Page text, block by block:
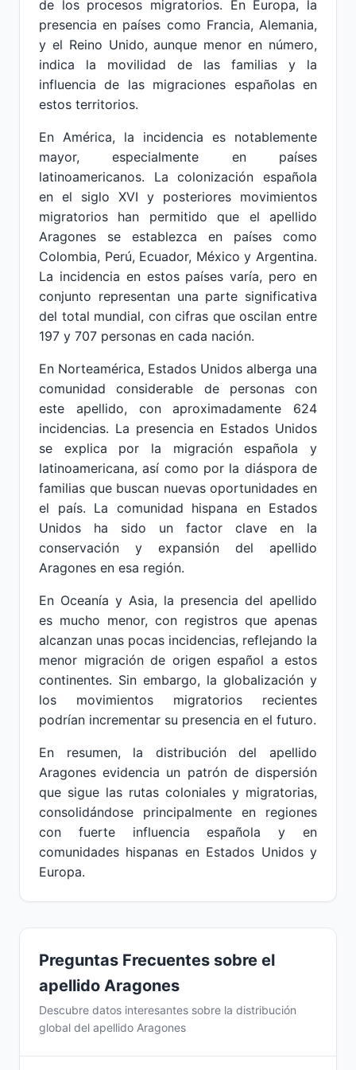
de los procesos migratorios. En Europa, la
presencia en países como Francia, Alemania,
y el Reino Unido, aunque menor en número,
indica la movilidad de las familias y la
influencia de las migraciones españolas en
estos territorios.
En América, la incidencia es notablemente
mayor, especialmente en países
latinoamericanos. La colonización española
en el siglo XVI y posteriores movimientos
migratorios han permitido que el apellido
Aragones se establezca en países como
Colombia, Perú, Ecuador, México y Argentina.
La incidencia en estos países varía, pero en
conjunto representan una parte significativa
del total mundial, con cifras que oscilan entre
197 y 707 personas en cada nación.
En Norteamérica, Estados Unidos alberga una
comunidad considerable de personas con
este apellido, con aproximadamente 624
incidencias. La presencia en Estados Unidos
se explica por la migración española y
latinoamericana, así como por la diáspora de
familias que buscan nuevas oportunidades en
el país. La comunidad hispana en Estados
Unidos ha sido un factor clave en la
conservación y expansión del apellido
Aragones en esa región.
En Oceanía y Asia, la presencia del apellido
es mucho menor, con registros que apenas
alcanzan unas pocas incidencias, reflejando la
menor migración de origen español a estos
continentes. Sin embargo, la globalización y
los movimientos migratorios recientes
podrían incrementar su presencia en el futuro.
En resumen, la distribución del apellido
Aragones evidencia un patrón de dispersión
que sigue las rutas coloniales y migratorias,
consolidándose principalmente en regiones
con fuerte influencia española y en
comunidades hispanas en Estados Unidos y
Europa.
Preguntas Frecuentes sobre el
apellido Aragones
Descubre datos interesantes sobre la distribución
global del apellido Aragones